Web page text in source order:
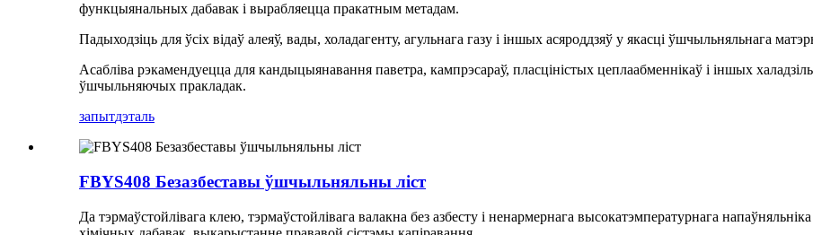
функцыянальных дабавак і вырабляецца пракатным метадам.
Падыходзіць для ўсіх відаў алеяў, вады, холадагенту, агульнага газу і іншых асяроддзяў у якасці ўшчыльняльнага
Асабліва рэкамендуецца для кандыцыянавання паветра, кампрэсараў, пласціністых цеплаабменнікаў і іншых
ўшчыльняючых пракладак.
запытдэталь
FBYS408 Безазбеставы ўшчыльняльны ліст
Да тэрмаўстойлівага клею, тэрмаўстойлівага валакна без азбесту і ненармернага высокатэмпературнага